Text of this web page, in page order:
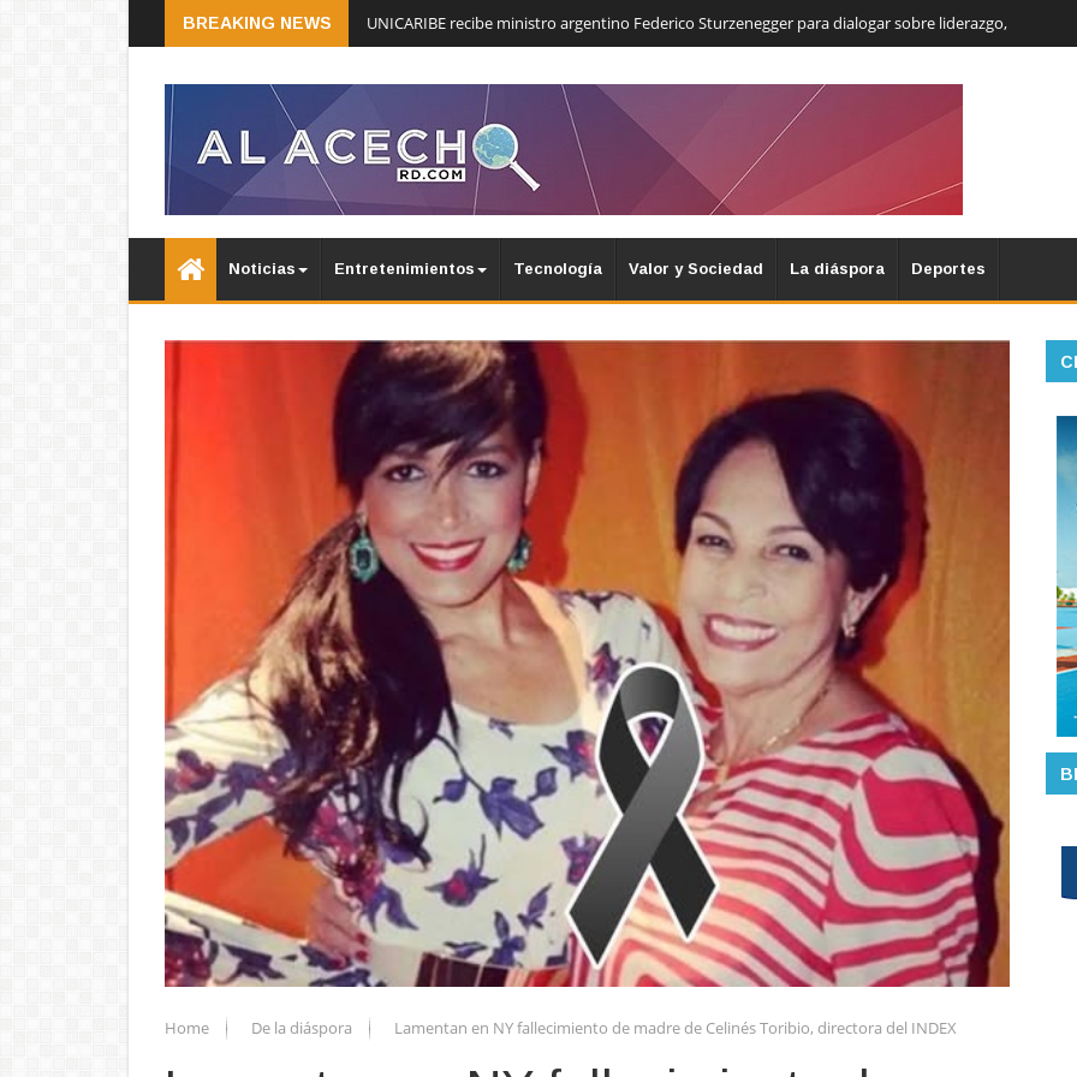
BREAKING NEWS UNICARIBE recibe ministro argentino Federico Sturzenegger para dialogar sobre liderazgo,
Noticias Entretenimientos Tecnología Valor y Sociedad La diáspora Deportes
Home De la diáspora Lamentan en NY fallecimiento de madre de Celinés Toribio, directora del INDEX